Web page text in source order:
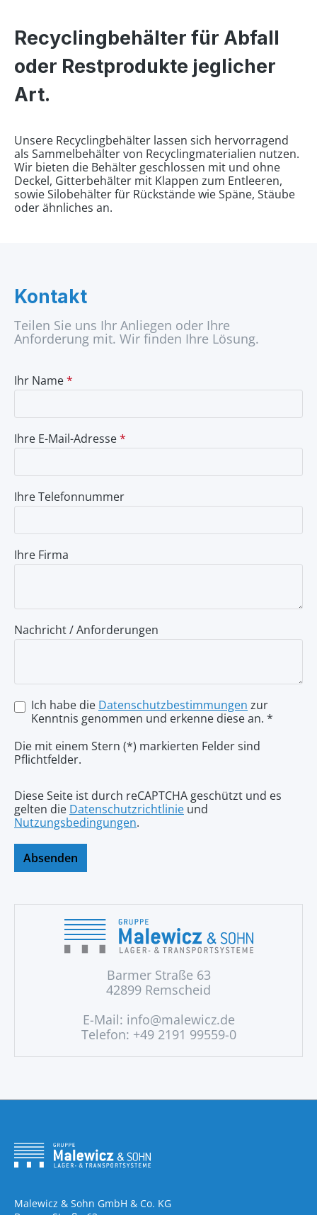
Recyclingbehälter für Abfall
oder Restprodukte jeglicher
Art.
Unsere Recyclingbehälter lassen sich hervorragend
als Sammelbehälter von Recyclingmaterialien nutzen.
Wir bieten die Behälter geschlossen mit und ohne
Deckel, Gitterbehälter mit Klappen zum Entleeren,
sowie Silobehälter für Rückstände wie Späne, Stäube
oder ähnliches an.
Kontakt
Teilen Sie uns Ihr Anliegen oder Ihre
Anforderung mit. Wir finden Ihre Lösung.
Ihr Name*
Ihre E-Mail-Adresse*
Ihre Telefonnummer
Ihre Firma
Nachricht / Anforderungen
Ich habe die Datenschutzbestimmungen zur
Kenntnis genommen und erkenne diese an. *
Die mit einem Stern (*) markierten Felder sind
Pflichtfelder.
Diese Seite ist durch reCAPTCHA geschützt und es
gelten die Datenschutzrichtlinie und
Nutzungsbedingungen.
Absenden
Barmer Straße 63
42899 Remscheid
E-Mail: info@malewicz.de
Telefon: +49 2191 99559-0
Malewicz & Sohn GmbH & Co. KG